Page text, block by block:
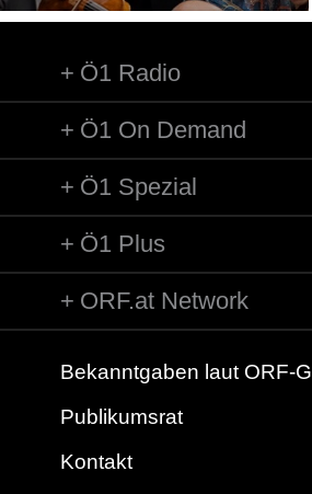
Ö1 Radio
Ö1 On Demand
Ö1 Spezial
Ö1 Plus
ORF.at Network
Bekanntgaben laut ORF-G
Publikumsrat
Kontakt